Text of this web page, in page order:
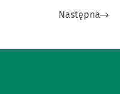
Następna